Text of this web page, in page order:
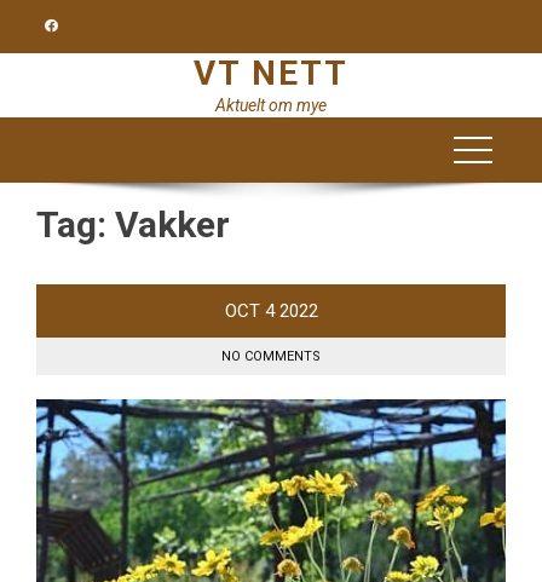
VT NETT
Aktuelt om mye
Tag: Vakker
OCT 4 2022
NO COMMENTS